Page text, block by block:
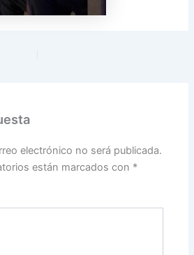
electrónico no será publicada.
están marcados con *